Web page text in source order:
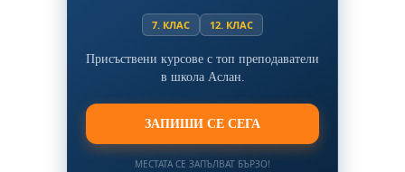
7. КЛАС 12. КЛАС
Присъствени курсове с топ преподаватели
в школа Аслан.
ЗАПИШИ СЕ СЕГА
МЕСТАТА СЕ ЗАПЪЛВАТ БЪРЗО!